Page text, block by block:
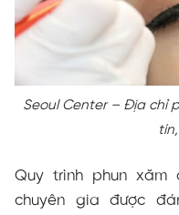
Seoul Center – Địa chỉ
Quy trình phun
chuyên gia được